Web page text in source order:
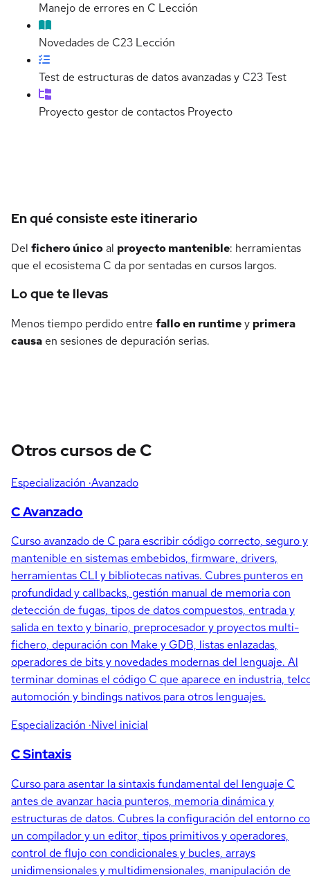
Manejo de errores en C Lección
Novedades de C23 Lección
Test de estructuras de datos avanzadas y C23Test
Proyecto gestor de contactos Proyecto
Detalles del curso
En qué consiste este itinerario
Del fichero únicoal proyecto mantenible: herramientas
que el ecosistema C da por sentadas en cursos largos.
Lo que te llevas
Menos tiempo perdido entre fallo en runtimey primera
causa en sesiones de depuración serias.
Otros cursos de C
Especialización ·Avanzado
C Avanzado
Curso avanzado de C para escribir código correcto, seguro y
mantenible en sistemas embebidos, firmware, drivers,
herramientas CLI y bibliotecas nativas. Cubres punteros en
profundidad y callbacks, gestión manual de memoria con
detección de fugas, tipos de datos compuestos, entrada y
salida en texto y binario, preprocesador y proyectos multi-
fichero, depuración con Make y GDB, listas enlazadas,
operadores de bits y novedades modernas del lenguaje. Al
terminar dominas el código C que aparece en industria,
automoción y bindings nativos para otros lenguajes.
Especialización ·Nivel inicial
C Sintaxis
Curso para asentar la sintaxis fundamental del lenguaje C
antes de avanzar hacia punteros, memoria dinámica y
estructuras de datos. Cubres la configuración del entorno
un compilador y un editor, tipos primitivos y operadores,
control de flujo con condicionales y bucles, arrays
unidimensionales y multidimensionales, manipulación de